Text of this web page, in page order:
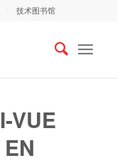
技术图书馆
VUE